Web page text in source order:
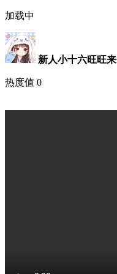
加载中
新人小十六旺旺来
热度值 0